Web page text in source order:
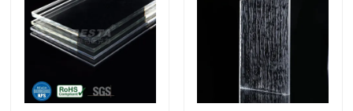
Σχετικά με εμάς
Επισκέψεις στο εργοστάσιο